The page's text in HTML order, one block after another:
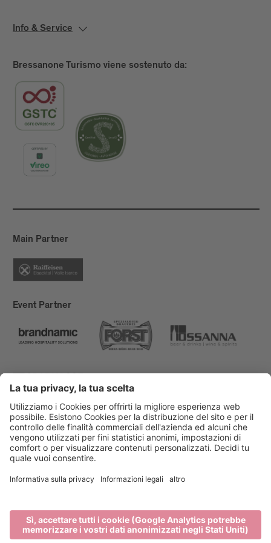
Info & Service
Bressanone Turismo viene sostenuto da:
Main Partner
Event Partner
Bressanone Turismo
Privacy
Note legali
Finanziamenti
Mappa del sito
Cookie-Einstellungen